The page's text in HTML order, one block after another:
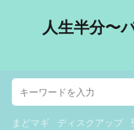
人生半分〜
まどマギ ディスクアップ